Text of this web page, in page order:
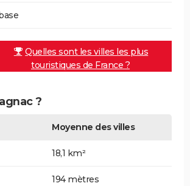
Quelles sont les villes les plus
touristiques de France ?
?
Moyenne des villes
18,1 km²
194 mètres